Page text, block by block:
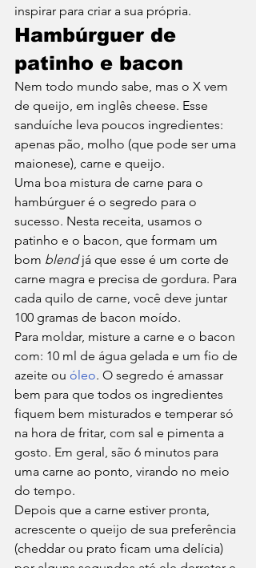
inspirar para criar a sua própria.
Hambúrguer de
patinho e bacon
Nem todo mundo sabe, mas o X vem
de queijo, em inglês cheese. Esse
sanduíche leva poucos ingredientes:
apenas pão, molho (que pode ser uma
maionese), carne e queijo.
Uma boa mistura de carne para o
hambúrguer é o segredo para o
sucesso. Nesta receita, usamos o
patinho e o bacon, que formam um
bom blend já que esse é um corte de
carne magra e precisa de gordura. Para
cada quilo de carne, você deve juntar
100 gramas de bacon moído.
Para moldar, misture a carne e o bacon
com: 10 ml de água gelada e um fio de
azeite ou óleo. O segredo é amassar
bem para que todos os ingredientes
fiquem bem misturados e temperar só
na hora de fritar, com sal e pimenta a
gosto. Em geral, são 6 minutos para
uma carne ao ponto, virando no meio
do tempo.
Depois que a carne estiver pronta,
acrescente o queijo de sua preferência
(cheddar ou prato ficam uma delícia)